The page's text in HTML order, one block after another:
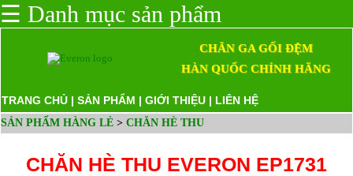
☰ Danh mục sản phẩm
CHĂN GA GỐI ĐỆM
HÀN QUỐC CHÍNH HÃNG
TRANG CHỦ | SẢN PHẨM | GIỚI THIỆU | LIÊN HỆ
SẢN PHẨM HÀNG LẺ > CHĂN HÈ THU
CHĂN HÈ THU EVERON EP1731